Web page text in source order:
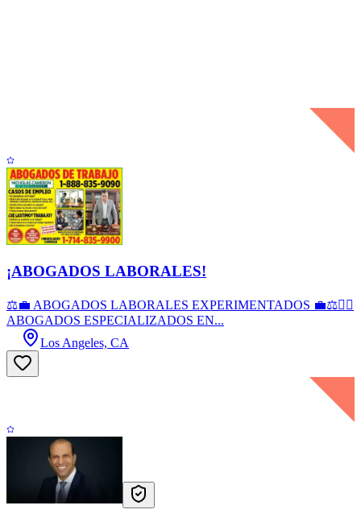
¡ABOGADOS LABORALES!
⚖️💼 ABOGADOS LABORALES EXPERIMENTADOS 💼⚖️👨‍⚖️
ABOGADOS ESPECIALIZADOS EN...
Los Angeles, CA